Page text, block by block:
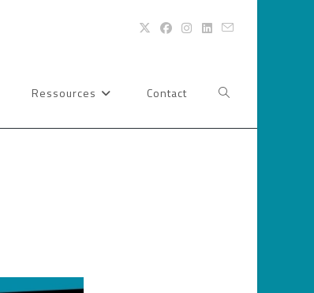
Ressources Contact Toggle